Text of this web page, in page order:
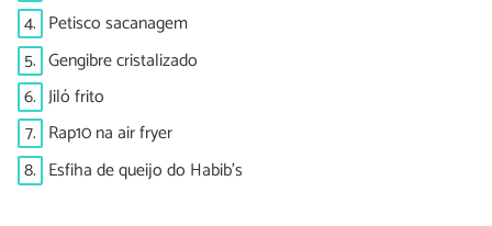
4. Petisco sacanagem
5. Gengibre cristalizado
6. Jiló frito
7. Rap10 na air fryer
8. Esfiha de queijo do Habib's